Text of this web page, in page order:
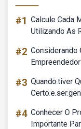
#1 Calcule Cada
Utilizando As
#2 Considerando
#3 Quando.tiver
#4 Conhecer O
Importante